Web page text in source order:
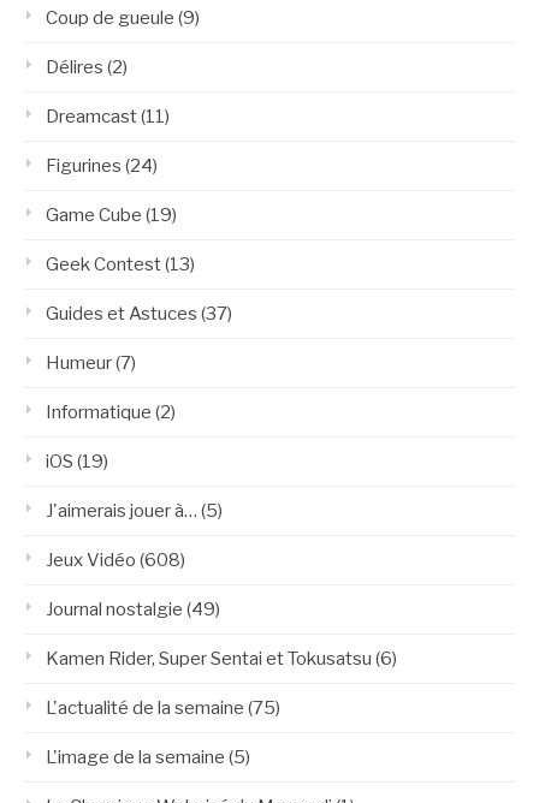
Coup de gueule (9)
Délires (2)
Dreamcast(11)
Figurines (24)
Game Cube (19)
Geek Contest(13)
Guides et Astuces (37)
Humeur(7)
Informatique (2)
iOS (19)
J'aimerais jouer à… (5)
Jeux Vidéo (608)
Journal nostalgie (49)
Kamen Rider, Super Sentai et Tokusatsu (6)
L'actualité de la semaine (75)
L'image de la semaine (5)